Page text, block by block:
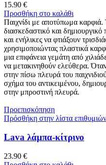
15.90 €
Προσθήκη στο καλάθι
Παιχνίδι με αποτύπωμα
διασκεδαστικό και δημιουργικό
και ενήλικες να φτιάξουν
χρησιμοποιώντας πλαστικά
μια επιφάνεια γεμάτη από
να μετακινηθούν ελεύθερα. Όταν
στην πίσω πλευρά του
σχήμα του αντικειμένου,
στην μπροστινή πλευρά.
Προεπισκόπηση
Πρόσθήκη στην λίστα επιθυμιών
Lava λάμπα-κίτρινο
23.90 €